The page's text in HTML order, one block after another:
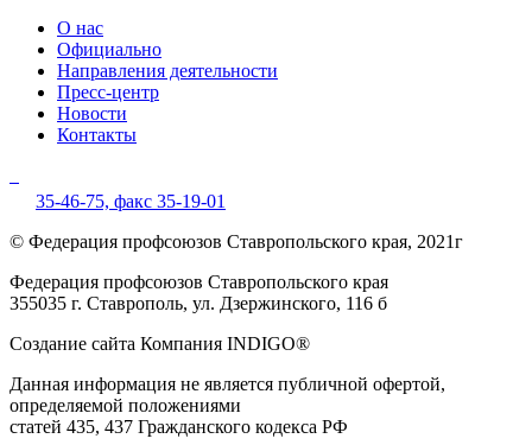
О нас
Официально
Направления деятельности
Пресс-центр
Новости
Контакты
35-46-75, факс 35-19-01
© Федерация профсоюзов Ставропольского края, 2021г
Федерация профсоюзов Ставропольского края
355035 г. Ставрополь, ул. Дзержинского, 116 б
Создание сайта Компания INDIGO®
Данная информация не является публичной офертой,
определяемой положениями
статей 435, 437 Гражданского кодекса РФ